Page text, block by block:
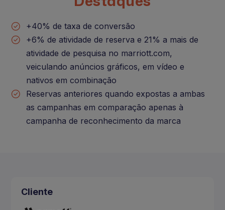
+40% de taxa de conversão
+6% de atividade de reserva e 21% a mais de
atividade de pesquisa no marriott.com,
veiculando anúncios gráficos, em vídeo e
nativos em combinação
Reservas anteriores quando expostas a ambas
as campanhas em comparação apenas à
campanha de reconhecimento da marca
Cliente